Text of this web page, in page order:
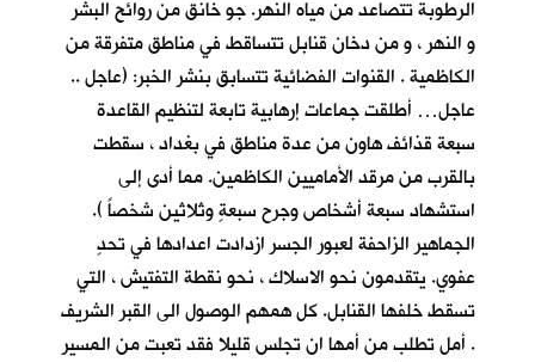
الرطوبة تتصاعد من مياه النهر. جو خانق من روائح البشر
و النهر ، و من دخان قنابل تتساقط في مناطق متفرقة من
الكاظمية . القنوات الفضائية تتسابق بنشر الخبر: (عاجل ..
عاجل… أطلقت جماعات إرهابية تابعة لتنظيم القاعدة
سبعة قذائف هاون من عدة مناطق في بغداد ، سقطت
بالقرب من مرقد الأماميين الكاظمين. مما أدى إلى
استشهاد سبعة أشخاص وجرح سبعةٍ وثلاثين شخصاً ).
الجماهير الزاحفة لعبور الجسر ازدادت اعدادها في تحدٍ
عفوي. يتقدمون نحو الاسلاك ، نحو نقطة التفتيش ، التي
تسقط خلفها القنابل. كل همهم الوصول الى القبر الشريف
. أمل تطلب من أمها ان تجلس قليلا فقد تعبت من المسير